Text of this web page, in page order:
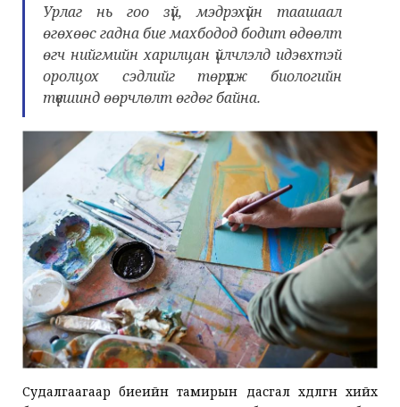
Урлаг нь гоо зүй, мэдрэхүйн таашаал
өгөхөөс гадна бие махбодод бодит өдөөлт
өгч нийгмийн харилцан үйлчлэлд идэвхтэй
оролцох сэдлийг төрүүлж биологийн
түвшинд өөрчлөлт өгдөг байна.
Судалгаагаар биеийн тамирын дасгал хөдөлгөөн хийх